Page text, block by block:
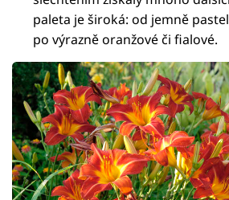
paleta je široká: od jemně
po výrazně oranžové či fialové.